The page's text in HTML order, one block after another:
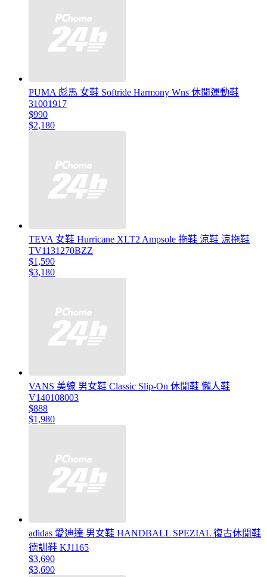
PUMA 彪馬 女鞋 Softride Harmony Wns 休閒運動鞋
31001917
$990
$2,180
TEVA 女鞋 Hurricane XLT2 Ampsole 拖鞋 涼鞋 涼拖鞋
TV1131270BZZ
$1,590
$3,180
VANS 美線 男女鞋 Classic Slip-On 休閒鞋 懶人鞋
V140108003
$888
$1,980
adidas 愛迪達 男女鞋 HANDBALL SPEZIAL 復古休閒鞋
德訓鞋 KJ1165
$3,690
$3,690